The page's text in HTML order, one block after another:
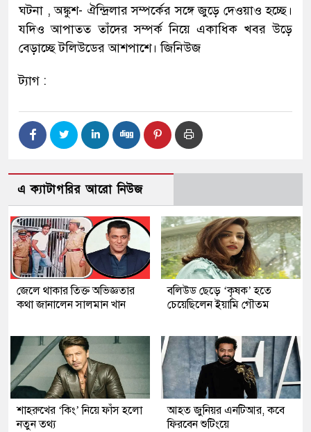
ঘটনা , অঙ্কুশ- ঐন্দ্রিলার সম্পর্কের সঙ্গে জুড়ে দেওয়াও হচ্ছে।
যদিও আপাতত তাঁদের সম্পর্ক নিয়ে একাধিক খবর উড়ে
বেড়াচ্ছে টলিউডের আশপাশে। জিনিউজ
ট্যাগ :
এ ক্যাটাগরির আরো নিউজ
জেলে থাকার তিক্ত অভিজ্ঞতার
কথা জানালেন সালমান খান
বলিউড ছেড়ে ‘কৃষক’ হতে
চেয়েছিলেন ইয়ামি গৌতম
শাহরুখের ‘কিং’ নিয়ে ফাঁস হলো
নতুন তথ্য
আহত জুনিয়র এনটিআর, কবে
ফিরবেন শুটিংয়ে